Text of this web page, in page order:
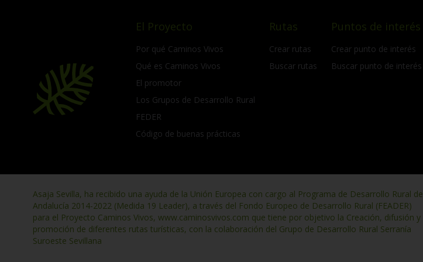
El Proyecto
Por qué Caminos Vivos
Qué es Caminos Vivos
El promotor
Los Grupos de Desarrollo Rural
FEDER
Código de buenas prácticas
Rutas
Crear rutas
Buscar rutas
Puntos de interés
Crear punto de interés
Buscar punto de interés
Asaja Sevilla, ha recibido una ayuda de la Unión Europea con cargo al Programa de Desarrollo Rural de
Andalucía 2014-2022 (Medida 19 Leader), a través del Fondo Europeo de Desarrollo Rural (FEADER)
para el Proyecto Caminos Vivos, www.caminosvivos.com que tiene por objetivo la Creación, difusión y
promoción de diferentes rutas turísticas, con la colaboración del Grupo de Desarrollo Rural Serranía
Suroeste Sevillana